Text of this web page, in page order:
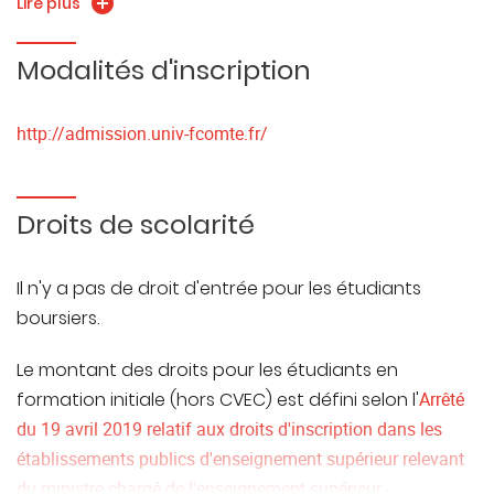
Modalités d'inscription
http://admission.univ-fcomte.fr/
Droits de scolarité
Il n'y a pas de droit d'entrée pour les étudiants
boursiers.
Le montant des droits pour les étudiants en
formation initiale (hors CVEC) est défini selon l'Arrêté
du 19 avril 2019 relatif aux droits d'inscription dans les
établissements publics d'enseignement supérieur relevant
du ministre chargé de l'enseignement supérieur -